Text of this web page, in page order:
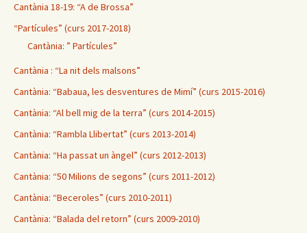
Cantània 18-19: “A de Brossa”
“Partícules” (curs 2017-2018)
Cantània: ” Partícules”
Cantània : “La nit dels malsons”
Cantània: “Babaua, les desventures de Mimí” (curs 2015-2016)
Cantània: “Al bell mig de la terra” (curs 2014-2015)
Cantània: “Rambla Llibertat” (curs 2013-2014)
Cantània: “Ha passat un àngel” (curs 2012-2013)
Cantània: “50 Milions de segons” (curs 2011-2012)
Cantània: “Beceroles” (curs 2010-2011)
Cantània: “Balada del retorn” (curs 2009-2010)